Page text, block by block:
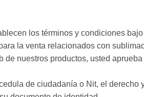
los términos y condiciones
la venta relacionados con
de nuestros productos, usted
de ciudadanía o Nit, el derecho